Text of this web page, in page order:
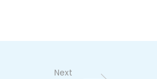
Next